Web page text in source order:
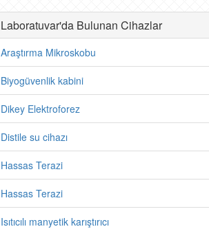
Laboratuvar'da Bulunan Cihazlar
Araştırma Mikroskobu
Biyogüvenlik kabini
Dikey Elektroforez
Distile su cihazı
Hassas Terazi
Hassas Terazi
Isıtıcılı manyetik karıştırıcı